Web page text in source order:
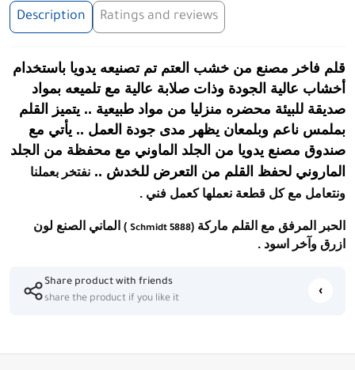
Description Ratings and reviews
قلم فاخر مصنع من خشب العتم تم تصنيعه يدويا باستخدام
أخشاب عالية الجودة وذات صلابة عالية مع تلميعه بمواد
صديقة للبيئة محضره منزليا من مواد طبيعية .. يتميز القلم
بملمس ناعم وبلمعان يظهر مدى جودة العمل .. يأتي مع
صندوق مصنع يدويا من الجلد الماوني مع محفظة من الجلد
الماروني لحفظ القلم من التعرض للخدش .. نفتخر بعملنا
ونتعامل مع كل قطعة نعملها كعمل فني .
الحبر المرفق مع القلم ماركة (
Schmidt 5888
) الماني الصنع لون
ازرق وآخر اسود .
Share product with friends
share the product if you like it